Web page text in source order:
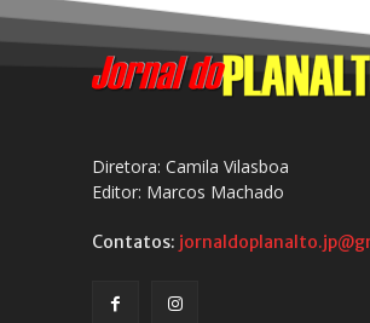
Diretora: Camila Vilasboa
Editor: Marcos Machado
Contatos: